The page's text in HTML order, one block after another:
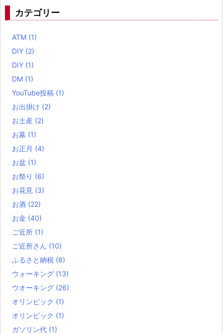
カテゴリー
ATM (1)
DIY (2)
DIY (1)
DM (1)
YouTube投稿 (1)
お出掛け (2)
お土産 (2)
お墓 (1)
お正月 (4)
お盆 (1)
お祭り (6)
お花見 (3)
お酒 (22)
お金 (40)
ご近所 (1)
ご近所さん (10)
ふるさと納税 (8)
ウォーキング (13)
ウオーキング (26)
オリンピック (1)
オリンピック (1)
ガソリン代 (1)